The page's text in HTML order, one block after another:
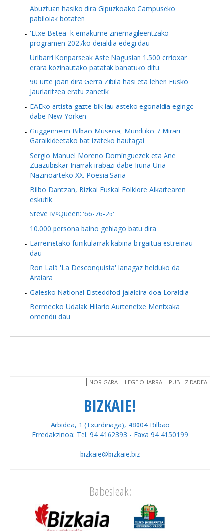
Abuztuan hasiko dira Gipuzkoako Campuseko
pabiloiak botaten
'Etxe Betea'-k emakume zinemagileentzako
programen 2027ko deialdia edegi dau
Uribarri Konparseak Aste Nagusian 1.500 errioxar
erara kozinautako patatak banatuko ditu
90 urte joan dira Gerra Zibila hasi eta lehen Eusko
Jaurlaritzea eratu zanetik
EAEko artista gazte bik lau asteko egonaldia egingo
dabe New Yorken
Guggenheim Bilbao Museoa, Munduko 7 Mirari
Garaikideetako bat izateko hautagai
Sergio Manuel Moreno Domínguezek eta Ane
Zuazubiskar Iñarrak irabazi dabe Iruña Uria
Nazinoarteko XX. Poesia Saria
Bilbo Dantzan, Bizkai Euskal Folklore Alkartearen
eskutik
Steve MᶜQueen: '66-76-26'
10.000 persona baino gehiago batu dira
Larreinetako funikularrak kabina birgaitua estreinau
dau
Ron Lalá 'La Desconquista' lanagaz helduko da
Araiara
Galesko National Eisteddfod jaialdira doa Loraldia
Bermeoko Udalak Hilario Aurtenetxe Mentxaka
omendu dau
NOR GARA LEGE OHARRA PUBLIZIDADEA
BIZKAIE!
Arbidea, 1 (Txurdinaga), 48004 Bilbao
Erredakzinoa: Tel. 94 4162393 - Faxa 94 4150199
bizkaie@bizkaie.biz
Babesleak: